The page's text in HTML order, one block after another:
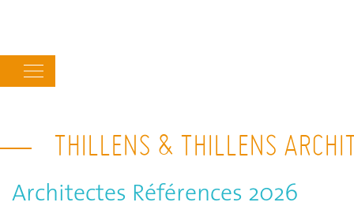
navigation
THILLENS & THILLENS
Architectes Références 2026